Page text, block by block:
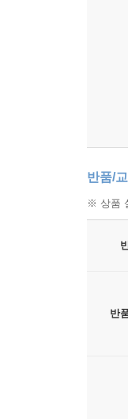
반품/
※ 상품
반